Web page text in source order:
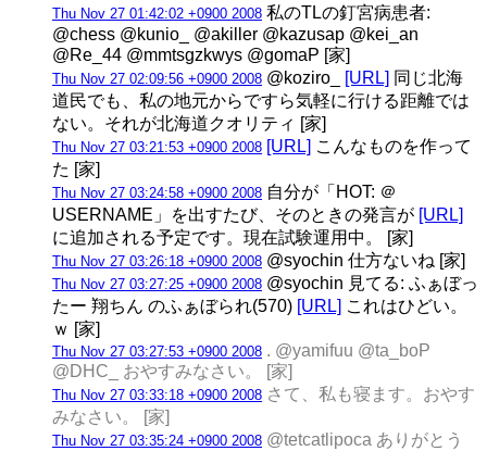
Thu Nov 27 01:42:02 +0900 2008 私のTLの釘宮病患者:
@chess @kunio_ @akiller @kazusap @kei_an
@Re_44 @mmtsgzkwys @gomaP [家]
Thu Nov 27 02:09:56 +0900 2008 @koziro_ [URL] 同じ北海
道民でも、私の地元からですら気軽に行ける距離では
ない。それが北海道クオリティ [家]
Thu Nov 27 03:21:53 +0900 2008 [URL] こんなものを作って
た [家]
Thu Nov 27 03:24:58 +0900 2008 自分が「HOT: ＠
USERNAME」を出すたび、そのときの発言が [URL]
に追加される予定です。現在試験運用中。 [家]
Thu Nov 27 03:26:18 +0900 2008 @syochin 仕方ないね [家]
Thu Nov 27 03:27:25 +0900 2008 @syochin 見てる: ふぁぼっ
たー 翔ちん のふぁぼられ(570) [URL] これはひどい。
ｗ [家]
Thu Nov 27 03:27:53 +0900 2008 . @yamifuu @ta_boP
@DHC_ おやすみなさい。 [家]
Thu Nov 27 03:33:18 +0900 2008 さて、私も寝ます。おやす
みなさい。 [家]
Thu Nov 27 03:35:24 +0900 2008 @tetcatlipoca ありがとう